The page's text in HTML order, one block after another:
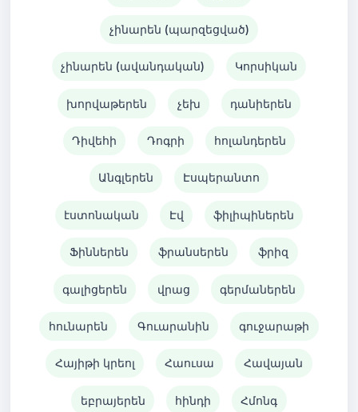
չինարեն (պարզեցված)
չինարեն (ավանդական) Կորսիկան
խորվաթերեն չեխ դանիերեն
Դիվեհի Դոգրի հոլանդերեն
Անգլերեն Էսպերանտո
էստոնական Էվ ֆիլիպիներեն
Ֆիններեն ֆրանսերեն ֆրիզ
գալիցերեն վրաց գերմաներեն
հունարեն Գուարանին գուջարաթի
Հայիթի կրեոլ Հաուսա Հավայան
եբրայերեն հինդի Հմոնգ